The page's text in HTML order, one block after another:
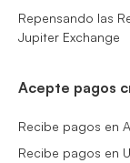
Repensando las
Jupiter Exchange
Acepte pagos
Recibe pagos en
Recibe pagos en